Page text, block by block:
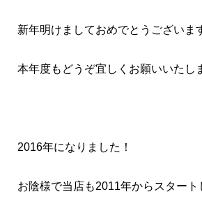
新年明けましておめでとうございま
本年度もどうぞ宜しくお願いいたし
2016年になりました！
お陰様で当店も2011年からスター